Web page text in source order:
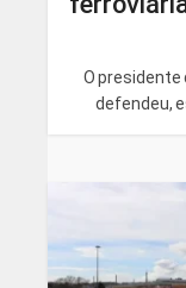
O presidente
defendeu,